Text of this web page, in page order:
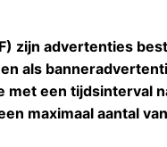
zijn advertenties
als
met een tijdsinterval
maximaal aantal